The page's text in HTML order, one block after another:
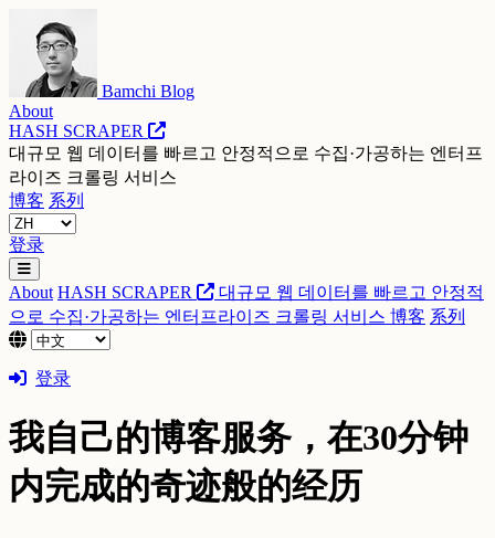
Bamchi Blog
About
HASH SCRAPER
대규모 웹 데이터를 빠르고 안정적으로 수집·가공하는 엔터프
라이즈 크롤링 서비스
博客 系列
登录
About HASH SCRAPER
대규모 웹 데이터를 빠르고 안정적
으로 수집·가공하는 엔터프라이즈 크롤링 서비스 博客 系列
登录
我自己的博客服务，在30分钟
内完成的奇迹般的经历